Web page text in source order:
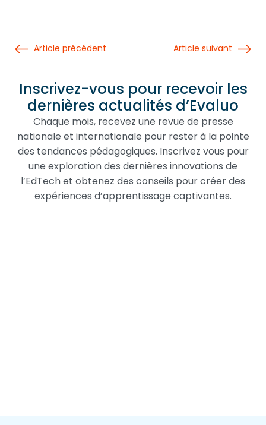
Article précédent Article suivant
Inscrivez-vous pour recevoir les
dernières actualités d’Evaluo
Chaque mois, recevez une revue de presse
nationale et internationale pour rester à la pointe
des tendances pédagogiques. Inscrivez vous pour
une exploration des dernières innovations de
l’EdTech et obtenez des conseils pour créer des
expériences d’apprentissage captivantes.